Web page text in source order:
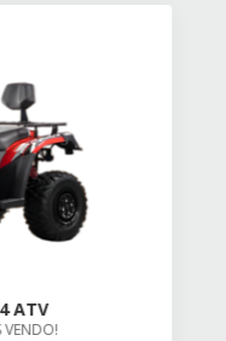
ATV
VENDO!